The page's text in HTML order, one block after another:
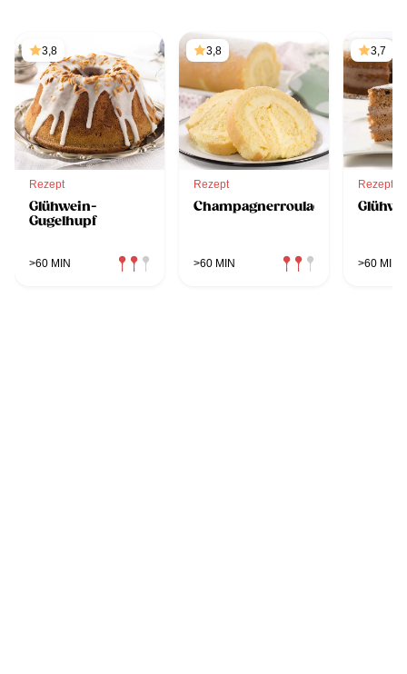
3,8
Rezept
Glühwein-
Gugelhupf
>60 MIN
3,8
Rezept
Champagnerroulade
>60 MIN
3,7
Rezept
>60 MIN